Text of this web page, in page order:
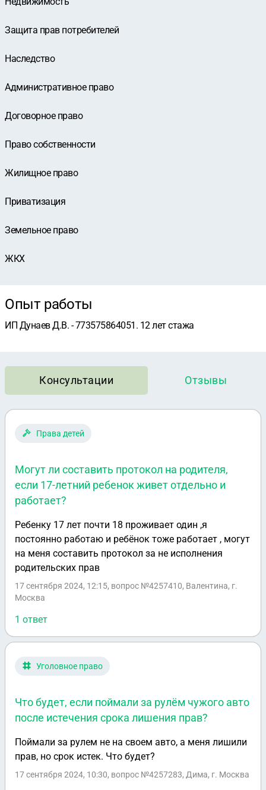
Защита прав потребителей
Наследство
Административное право
Договорное право
Право собственности
Жилищное право
Приватизация
Земельное право
ЖКХ
Опыт работы
ИП Дунаев Д.В. - 773575864051. 12 лет стажа
Консультации Отзывы
Права детей
Могут ли составить протокол на родителя,
если 17-летний ребенок живет отдельно и
работает?
Ребенку 17 лет почти 18 проживает один ,я
постоянно работаю и ребёнок тоже работает , могут
на меня составить протокол за не исполнения
родительских прав
17 сентября 2024, 12:15, вопрос №4257410, Валентина, г.
Москва
1 ответ
Уголовное право
Что будет, если поймали за рулём чужого авто
после истечения срока лишения прав?
Поймали за рулем не на своем авто, а меня лишили
прав, но срок истек. Что будет?
17 сентября 2024, 10:30, вопрос №4257283, Дима, г. Москва